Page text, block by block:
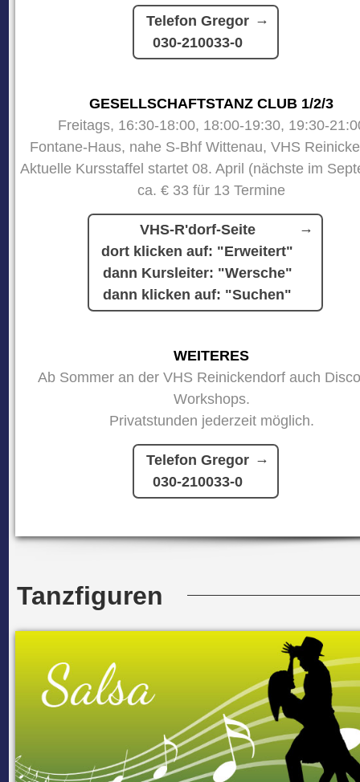
Telefon Gregor
030-210033-0
GESELLSCHAFTSTANZ CLUB 1/2/3
Freitags, 16:30-18:00, 18:00-19:30, 19:30-
Fontane-Haus, nahe S-Bhf Wittenau, VHS
Aktuelle Kursstaffel startet 08. April (nächste im
ca. € 33 für 13 Termine
VHS-R'dorf-Seite
dort klicken auf: "Erweitert"
dann Kursleiter: "Wersche"
dann klicken auf: "Suchen"
WEITERES
Ab Sommer an der VHS Reinickendorf auch
Workshops.
Privatstunden jederzeit möglich.
Telefon Gregor
030-210033-0
Tanzfiguren